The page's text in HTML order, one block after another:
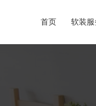
首页 软装服